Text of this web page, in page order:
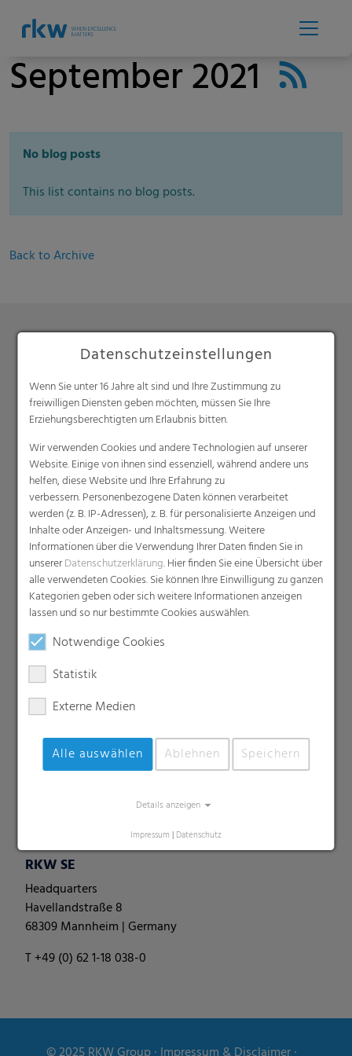
September 2021
No blog posts
This list contains no blog posts.
Back to Archive
Datenschutzeinstellungen
Wenn Sie unter 16 Jahre alt sind und Ihre Zustimmung zu
freiwilligen Diensten geben möchten, müssen Sie Ihre
Erziehungsberechtigten um Erlaubnis bitten.
Wir verwenden Cookies und andere Technologien auf unserer
Website. Einige von ihnen sind essenziell, während andere uns
helfen, diese Website und Ihre Erfahrung zu
verbessern. Personenbezogene Daten können verarbeitet
werden (z. B. IP-Adressen), z. B. für personalisierte Anzeigen und
Inhalte oder Anzeigen- und Inhaltsmessung. Weitere
Informationen über die Verwendung Ihrer Daten finden Sie in
unsererDatenschutzerklärung. Hier finden Sie eine Übersicht über
alle verwendeten Cookies. Sie können Ihre Einwilligung zu ganzen
Kategorien geben oder sich weitere Informationen anzeigen
lassen und so nur bestimmte Cookies auswählen.
Notwendige Cookies
Statistik
Externe Medien
Alle auswählen Ablehnen Speichern
Details anzeigen
Impressum | Datenschutz
Produkte
Barrierefolien
Compounds
Industriefolien, Säcke, Sackverpackungen
Liners
MDO Folien
Multipack-Schrumpffolien
Papierähnliche Folien
Schrumpffolien & Stretchhauben
Kaschierfolien
Technische Folien
Ernteverfrühungsfolien
Gewächshausfolien
Vliesstoffe
Backsheet-Folien
Perforierte Folien
Spezialitäten
Palettennetze
Silofolien & -schläuche
RKW SE
Headquarters
Havellandstraße 8
68309 Mannheim | Germany
T +49 (0) 62 1-18 038-0